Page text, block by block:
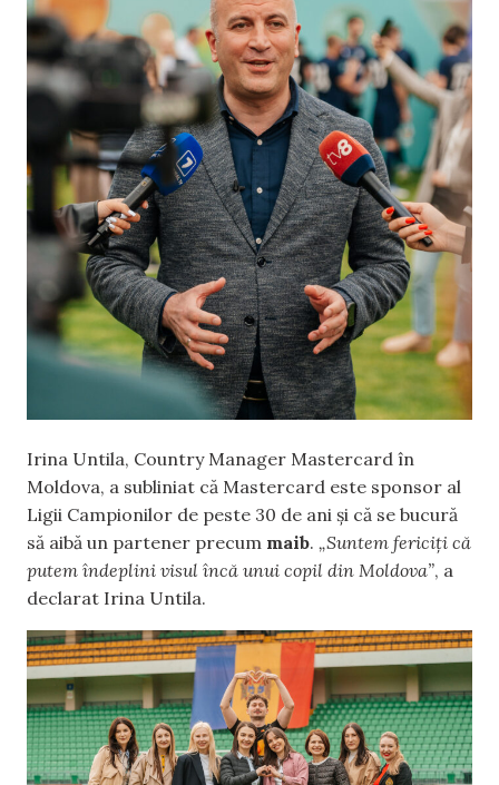
Irina Untila, Country Manager Mastercard în
Moldova, a subliniat că Mastercard este sponsor al
Ligii Campionilor de peste 30 de ani și că se bucură
să aibă un partener precum maib. „Suntem fericiți că
putem îndeplini visul încă unui copil din Moldova”, a
declarat Irina Untila.